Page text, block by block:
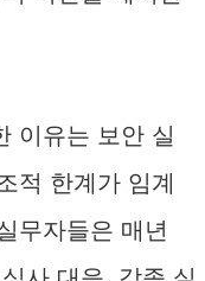
이유는 보안 실
적 한계가 임계
무자들은 매년